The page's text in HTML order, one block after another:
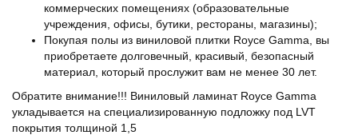
коммерческих помещениях (образовательные
учреждения, офисы, бутики, рестораны, магазины);
Покупая полы из виниловой плитки Royce Gamma, вы
приобретаете долговечный, красивый, безопасный
материал, который прослужит вам не менее 30 лет.
Обратите внимание!!! Виниловый ламинат Royce Gamma
укладывается на специализированную подложку под LVT
покрытия толщиной 1,5